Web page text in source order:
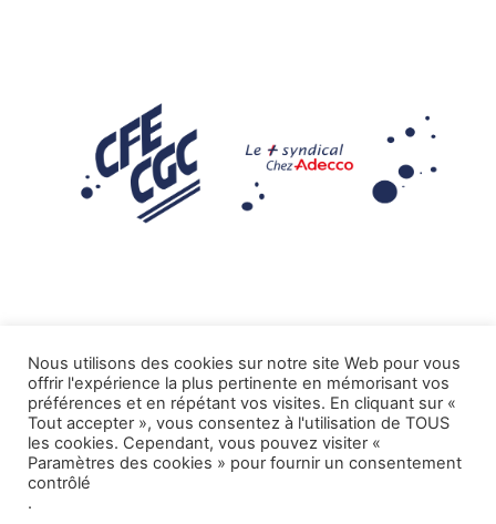
Mentions légales
Tous droits réservés CFE-CGC ADECCO.
Nous utilisons des cookies sur notre site Web pour vous
offrir l'expérience la plus pertinente en mémorisant vos
préférences et en répétant vos visites. En cliquant sur «
Tout accepter », vous consentez à l'utilisation de TOUS
les cookies. Cependant, vous pouvez visiter «
Paramètres des cookies » pour fournir un consentement
contrôlé
.